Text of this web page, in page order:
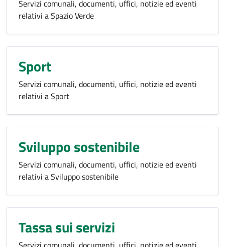
Servizi comunali, documenti, uffici, notizie ed eventi
relativi a Spazio Verde
Sport
Servizi comunali, documenti, uffici, notizie ed eventi
relativi a Sport
Sviluppo sostenibile
Servizi comunali, documenti, uffici, notizie ed eventi
relativi a Sviluppo sostenibile
Tassa sui servizi